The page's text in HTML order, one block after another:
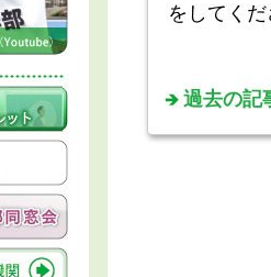
をしてく
過去の記